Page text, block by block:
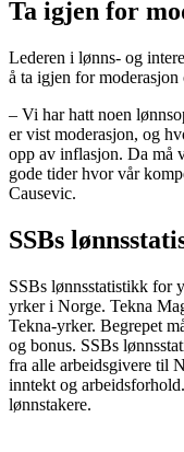
Ta igjen for
Lederen i lønns- og
å ta igjen for moderasjon
– Vi har hatt noen
er vist moderasjon, og
opp av inflasjon. Da må
gode tider hvor vår
Causevic.
SSBs
SSBs lønnsstatistikk for
yrker i Norge. Tekna
Tekna-yrker. Begrepet
og bonus. SSBs
fra alle arbeidsgivere til
inntekt og
lønnstakere.